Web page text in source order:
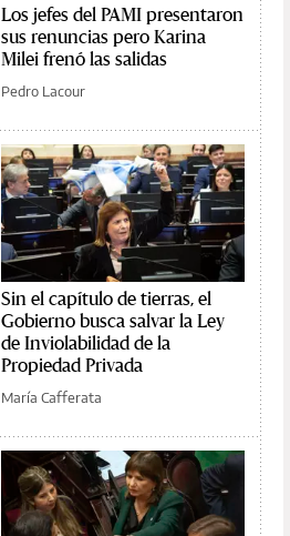
Los jefes del PAMI presentaron
sus renuncias pero Karina
Milei frenó las salidas
Pedro Lacour
Sin el capítulo de tierras, el
Gobierno busca salvar la Ley
de Inviolabilidad de la
Propiedad Privada
María Cafferata